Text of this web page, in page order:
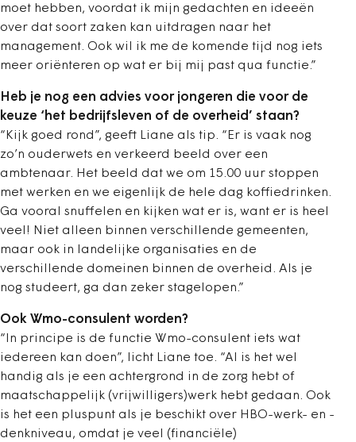
moet hebben, voordat ik mijn gedachten en ideeën
over dat soort zaken kan uitdragen naar het
management. Ook wil ik me de komende tijd nog iets
meer oriënteren op wat er bij mij past qua functie.”
Heb je nog een advies voor jongeren die voor de
keuze ‘het bedrijfsleven of de overheid’ staan?
“Kijk goed rond”, geeft Liane als tip. “Er is vaak nog
zo’n ouderwets en verkeerd beeld over een
ambtenaar. Het beeld dat we om 15.00 uur stoppen
met werken en we eigenlijk de hele dag koffiedrinken.
Ga vooral snuffelen en kijken wat er is, want er is heel
veel! Niet alleen binnen verschillende gemeenten,
maar ook in landelijke organisaties en de
verschillende domeinen binnen de overheid. Als je
nog studeert, ga dan zeker stagelopen.”
Ook Wmo-consulent worden?
“In principe is de functie Wmo-consulent iets wat
iedereen kan doen”, licht Liane toe. “Al is het wel
handig als je een achtergrond in de zorg hebt of
maatschappelijk (vrijwilligers)werk hebt gedaan. Ook
is het een pluspunt als je beschikt over HBO-werk- en -
denkniveau, omdat je veel (financiële)